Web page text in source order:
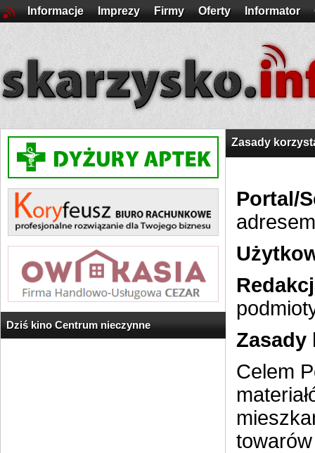
Informacje Imprezy Firmy Oferty Informator
Dziś kino Centrum nieczynne
Zasady
Portal/
Zasady
Celem